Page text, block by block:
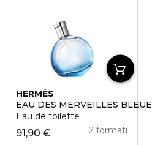
HERMÈS
EAU DES MERVEILLES BLEUE
Eau de toilette
91,90 € 2 formati